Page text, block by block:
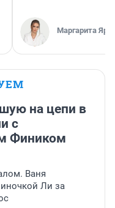
Маргарита
на цепи в
с
Фиником
Ваня
Ли за